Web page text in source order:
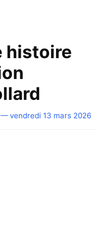
histoire
vendredi 13 mars 2026